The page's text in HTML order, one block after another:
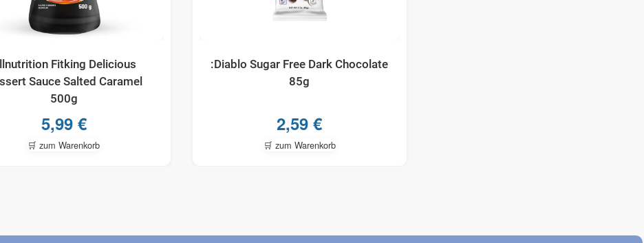
Fitking Delicious
Sauce Salted Caramel
500g
5,99 €
🛒 zum Warenkorb
:Diablo Sugar Free Dark Chocolate
85g
2,59€
🛒 zum Warenkorb